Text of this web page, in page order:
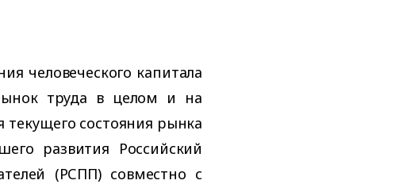
человеческого капитала
труда в целом и на
состояния рынка
развития Российский
(РСПП) совместно с